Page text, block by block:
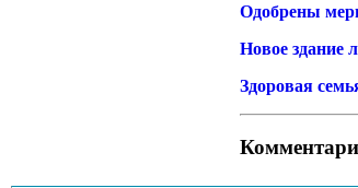
Одобрены
Новое здание
Здоровая